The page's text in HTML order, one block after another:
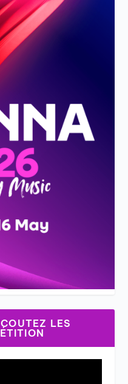
LES